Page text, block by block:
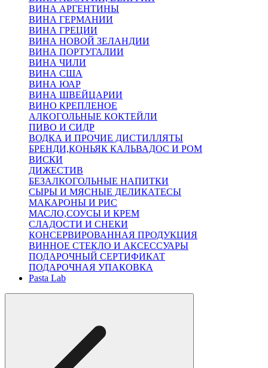
ВИНА АРГЕНТИНЫ
ВИНА ГЕРМАНИИ
ВИНА ГРЕЦИИ
ВИНА НОВОЙ ЗЕЛАНДИИ
ВИНА ПОРТУГАЛИИ
ВИНА ЧИЛИ
ВИНА США
ВИНА ЮАР
ВИНА ШВЕЙЦАРИИ
ВИНО КРЕПЛЕНОЕ
АЛКОГОЛЬНЫЕ КОКТЕЙЛИ
ПИВО И СИДР
ВОДКА И ПРОЧИЕ ДИСТИЛЛЯТЫ
БРЕНДИ,КОНЬЯК КАЛЬВАДОС И РОМ
ВИСКИ
ДИЖЕСТИВ
БЕЗАЛКОГОЛЬНЫЕ НАПИТКИ
СЫРЫ И МЯСНЫЕ ДЕЛИКАТЕСЫ
МАКАРОНЫ И РИС
МАСЛО,СОУСЫ И КРЕМ
СЛАДОСТИ И СНЕКИ
КОНСЕРВИРОВАННАЯ ПРОДУКЦИЯ
ВИННОЕ СТЕКЛО И АКСЕССУАРЫ
ПОДАРОЧНЫЙ СЕРТИФИКАТ
ПОДАРОЧНАЯ УПАКОВКА
Pasta Lab